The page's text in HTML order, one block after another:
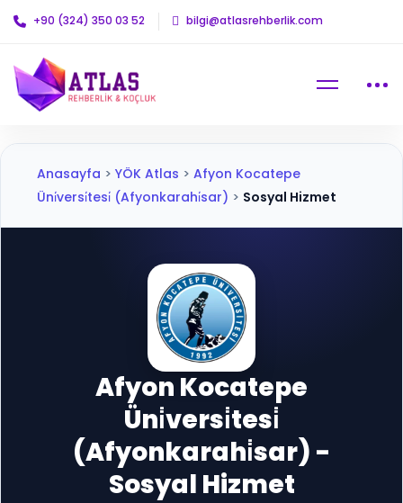
+90 (324) 350 03 52 bilgi@atlasrehberlik.com
Anasayfa > YÖK Atlas > Afyon Kocatepe
Üni̇versi̇tesi̇ (Afyonkarahi̇sar) > Sosyal Hizmet
Afyon Kocatepe
Üni̇versi̇tesi̇
(Afyonkarahi̇sar) -
Sosyal Hizmet